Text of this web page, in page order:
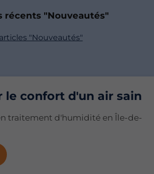
récents "Nouveautés"
"Nouveautés"
le confort d'un air sain
traitement d'humidité en Île-de-